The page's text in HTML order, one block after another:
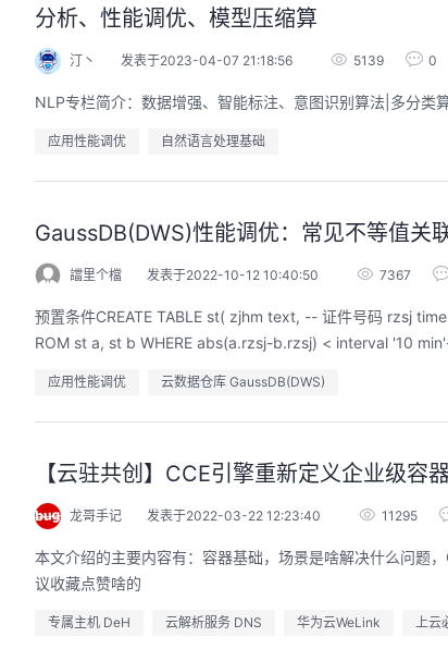
分析、性能调优、模型压缩算
汀丶 发表于2023-04-07 21:18:56 5139 0
NLP专栏简介：数据增强、智能标注、意图识别算法|多分类
应用性能调优 自然语言处理基础
GaussDB(DWS)性能调优：常见不等值关
譡里个檔 发表于2022-10-12 10:40:50 7367
预置条件CREATE TABLE st( zjhm text, -- 证件号码 rzsj timestamptz, -- 入住时间 ldsj timestamptz -- 离店时间);场景1 ABS < interval原始SQLSELECT *F
ROM st a, st b WHERE abs(a.rzsj-b.rzsj) < interval '10
应用性能调优 云数据仓库 GaussDB(DWS)
【云驻共创】CCE引擎重新定义企业级容
龙哥手记 发表于2022-03-22 12:23:40 11295
本文介绍的主要内容有：容器基础，场景是啥解决什么问题
议收藏点赞啥的
专属主机 DeH 云解析服务 DNS 华为云WeLink 上云